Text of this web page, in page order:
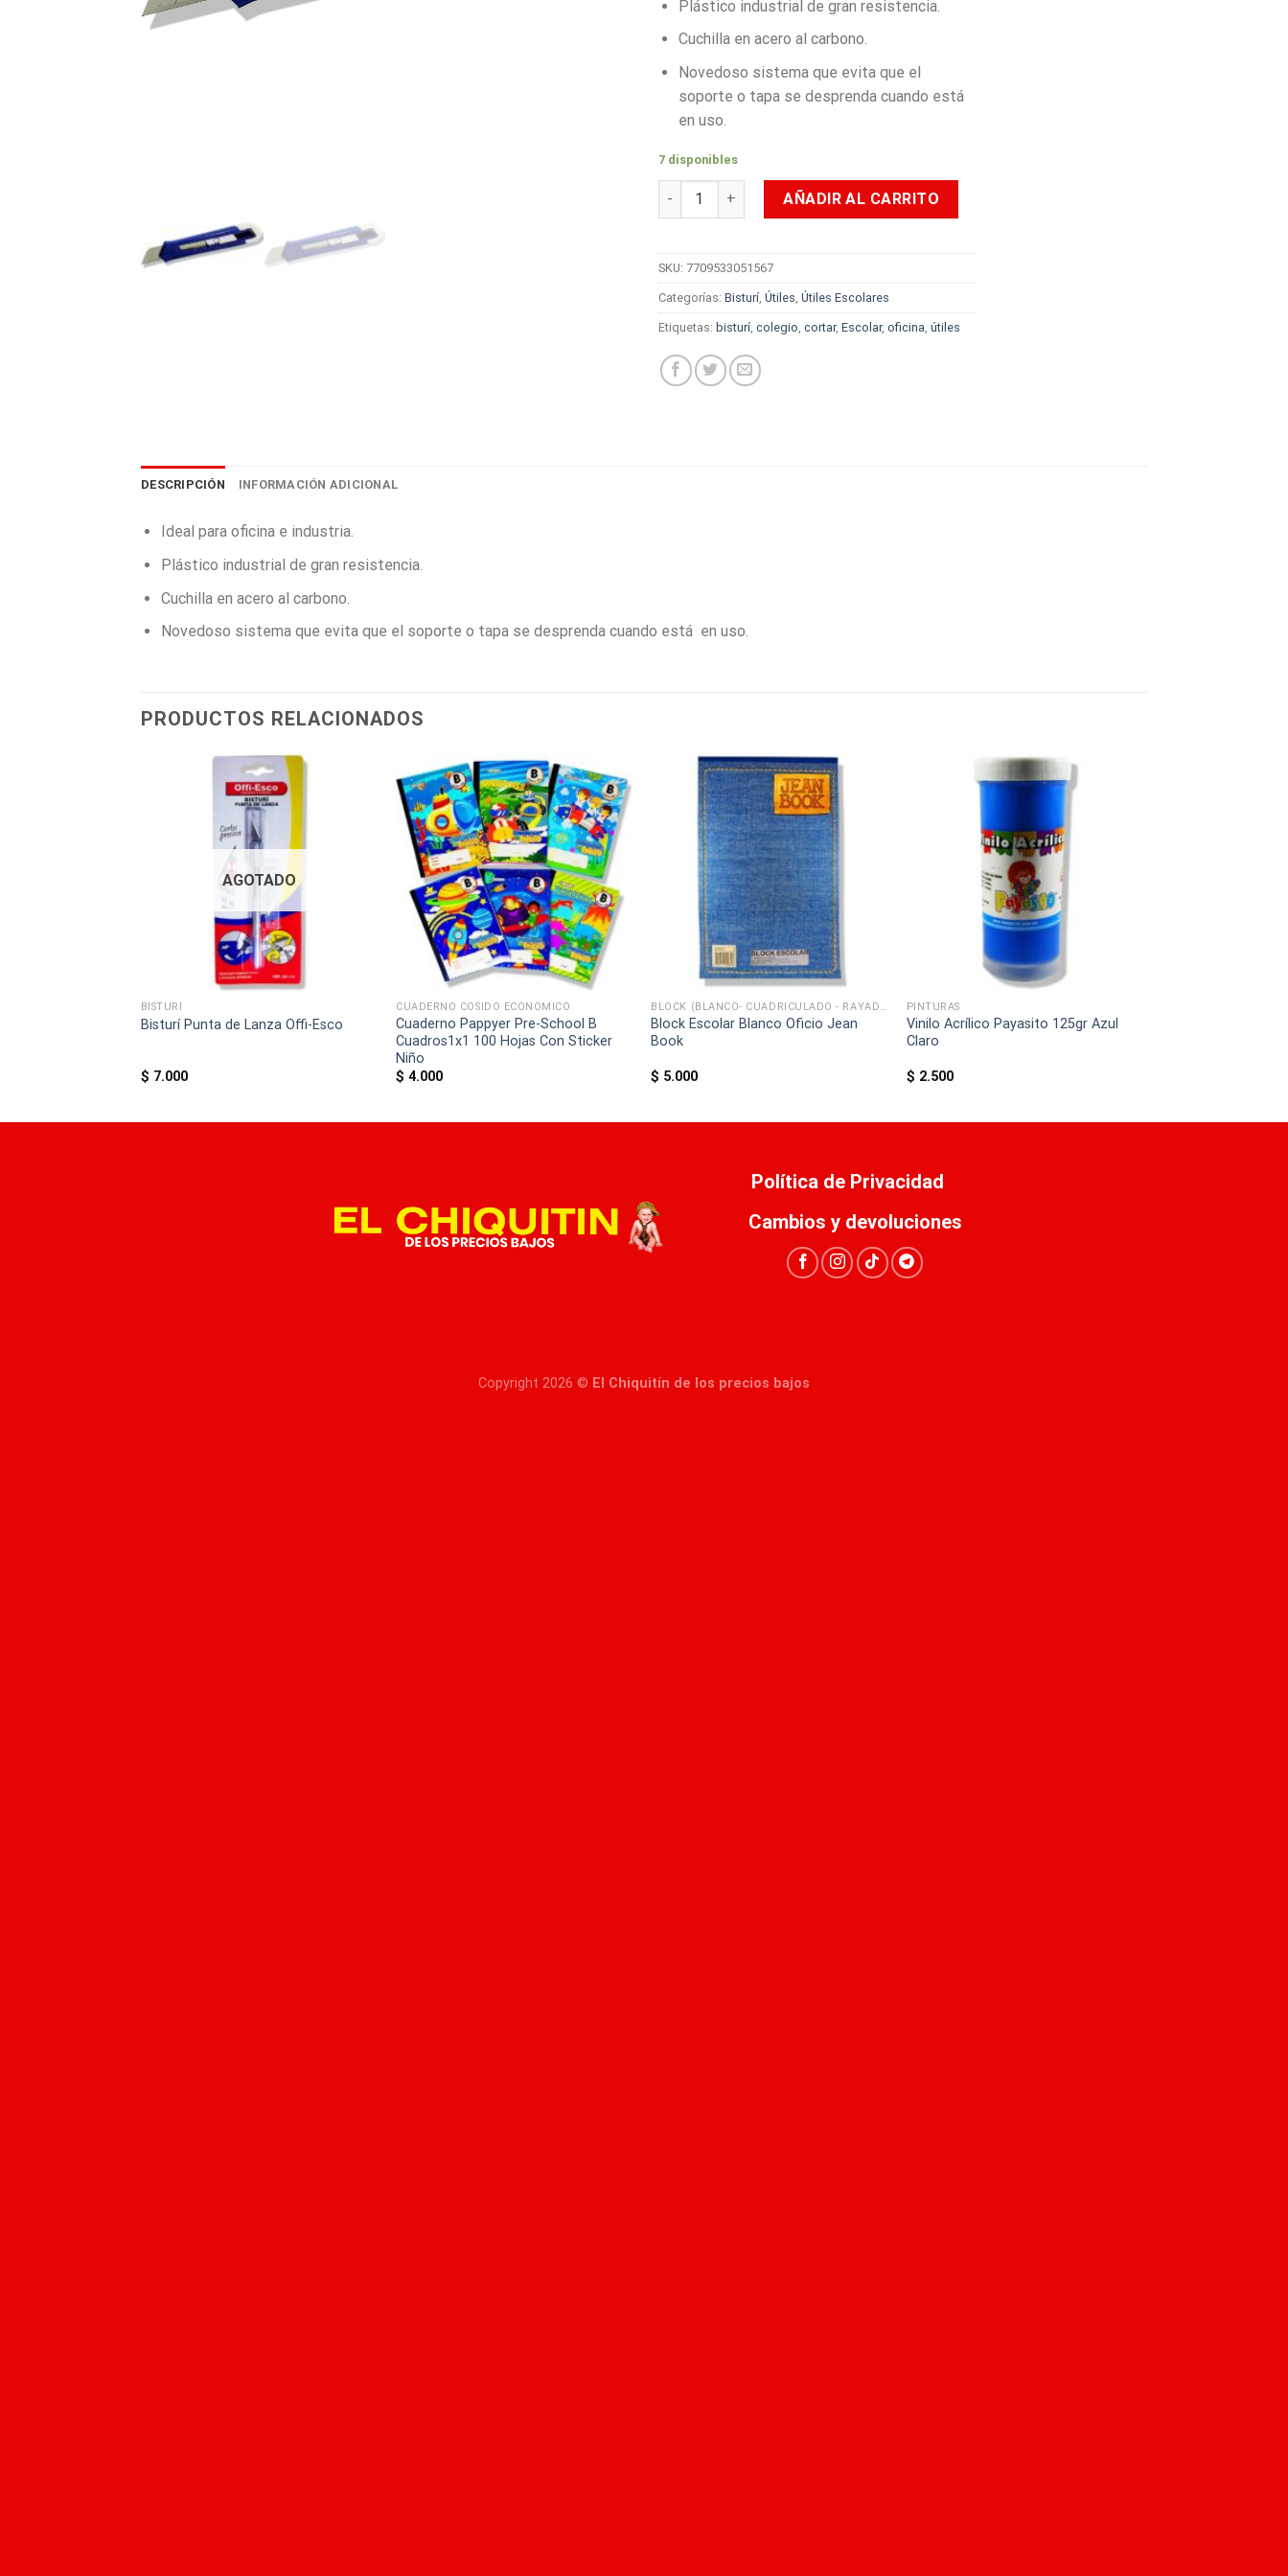
Plástico industrial de gran resistencia.
Cuchilla en acero al carbono.
Novedoso sistema que evita que el
soporte o tapa se desprenda cuando está
en uso.
7 disponibles
Bisturí de Lujo Grande Azul Oscuro Offi-Esco x Unidad cantidad
AÑADIR AL CARRITO
SKU: 7709533051567
Categorías: Bisturí, Útiles, Útiles Escolares
Etiquetas: bisturí, colegio, cortar, Escolar, oficina, útiles
DESCRIPCIÓN INFORMACIÓN ADICIONAL
Ideal para oficina e industria.
Plástico industrial de gran resistencia.
Cuchilla en acero al carbono.
Novedoso sistema que evita que el soporte o tapa se desprenda cuando está en uso.
PRODUCTOS RELACIONADOS
AGOTADO
BISTURÍ
Bisturí Punta de Lanza Offi-Esco
$ 7.000
CUADERNO COSIDO ECONÓMICO
Cuaderno Pappyer Pre-School B
Cuadros1x1 100 Hojas Con Sticker
Niño
$ 4.000
BLOCK (BLANCO- CUADRICULADO - RAYADO)
Block Escolar Blanco Oficio Jean
Book
$ 5.000
PINTURAS
Vinilo Acrílico Payasito 125gr Azul
Claro
$ 2.500
Política de Privacidad
Cambios y devoluciones
Copyright 2026 © El Chiquitín de los precios bajos